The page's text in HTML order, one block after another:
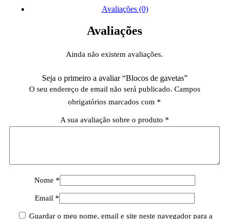
Avaliações (0)
Avaliações
Ainda não existem avaliações.
Seja o primeiro a avaliar “Blocos de gavetas”
O seu endereço de email não será publicado. Campos
obrigatórios marcados com *
A sua avaliação sobre o produto *
Nome *
Email *
Guardar o meu nome, email e site neste navegador para a